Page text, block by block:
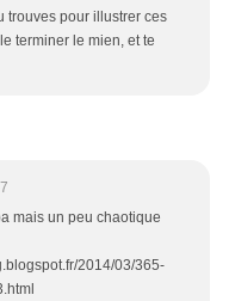
trouves pour illustrer ces
terminer le mien, et te
mais un peu chaotique
2014/03/365-